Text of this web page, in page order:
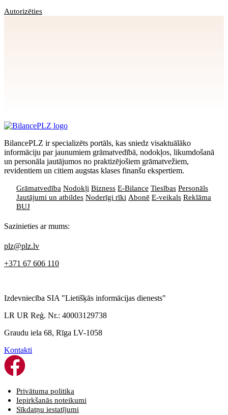
Autorizēties
BilancePLZ ir specializēts portāls, kas sniedz visaktuālāko
informāciju par jaunumiem grāmatvedībā, nodokļos, likumdošanā
un personāla jautājumos no praktizējošiem grāmatvežiem,
revidentiem un citiem augstas klases finanšu ekspertiem.
Grāmatvedība Nodokļi Bizness E-Bilance Tiesības Personāls
Jautājumi un atbildes Noderīgi rīki Abonē E-veikals Reklāma
BUJ
Sazinieties ar mums:
plz@plz.lv
+371 67 606 110
Izdevniecība SIA "Lietišķās informācijas dienests"
LR UR Reģ. Nr.: 40003129738
Graudu iela 68, Rīga LV-1058
Kontakti
Privātuma politika
Iepirkšanās noteikumi
Sīkdatņu iestatījumi